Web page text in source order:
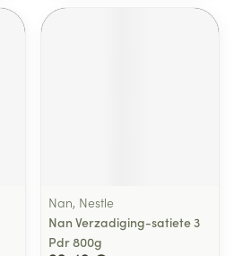
Nan, Nestle
Nan Verzadiging-satiete 3
Pdr 800g